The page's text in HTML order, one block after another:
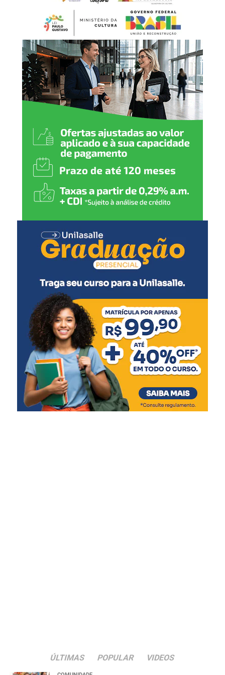
emissão de notas fiscais e
ainda recompensa quem
prestigia as empresas do
município. E o sorteio deste
mês mostra que todos têm
chances de ganhar. Basta
participar e pedir o CPF na
O secretário de Desenvolvimento Econômico e Inovação,
Rodrigo Feijó, destacou que o resultado do sorteio reforça
que a quantidade de notas cadastradas não garante maior
possibilidade de contemplação.
“O exemplo do Guilherme
demonstra que não é
preciso cadastrar centenas
de notas para ser
contemplado. Com apenas
cinco notas fiscais ele foi o
grande vencedor do mês.
Por isso, nossa orientação
é que todos peçam o CPF
na nota e façam o
cadastro”, afirmou.
Segundo a prefeitura, novos sorteios serão realizados ao
ÚLTIMAS POPULAR VIDEOS